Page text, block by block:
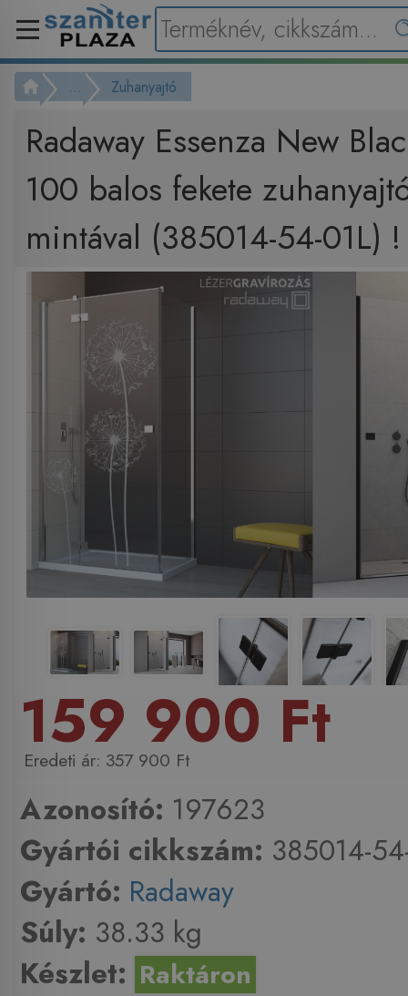
... Zuhanyajtó
Radaway Essenza New
100 balos fekete
mintával (385014-54-01L) !
159 900 Ft
357 900 Ft
Azonosító: 197623
Gyártói cikkszám: 385014-
Gyártó: Radaway
Súly: 38.33 kg
Készlet: Raktáron